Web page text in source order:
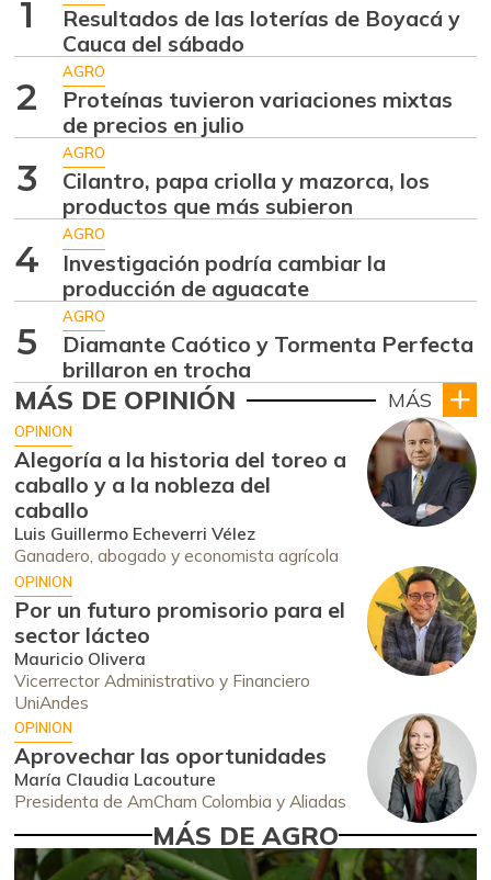
1
Resultados de las loterías de Boyacá y
Cauca del sábado
2
AGRO
Proteínas tuvieron variaciones mixtas
de precios en julio
3
AGRO
Cilantro, papa criolla y mazorca, los
productos que más subieron
4
AGRO
Investigación podría cambiar la
producción de aguacate
5
AGRO
Diamante Caótico y Tormenta Perfecta
brillaron en trocha
MÁS DE OPINIÓN MÁS
OPINION
Alegoría a la historia del toreo a
caballo y a la nobleza del
caballo
Luis Guillermo Echeverri Vélez
Ganadero, abogado y economista agrícola
OPINION
Por un futuro promisorio para el
sector lácteo
Mauricio Olivera
Vicerrector Administrativo y Financiero
UniAndes
OPINION
Aprovechar las oportunidades
María Claudia Lacouture
Presidenta de AmCham Colombia y Aliadas
MÁS DE AGRO